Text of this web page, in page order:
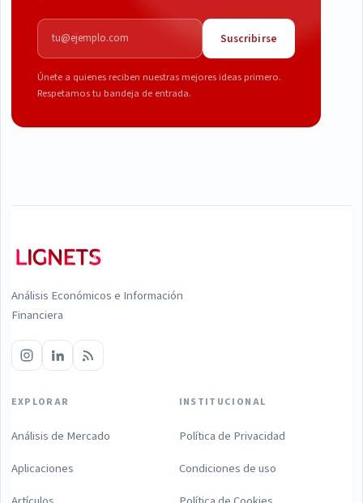
Correo electrónico
Suscribirse
Únete a quienes reciben nuestras mejores ideas primero.
Respetamos tu bandeja de entrada.
Análisis Económicos e Información
Financiera
EXPLORAR
Análisis de Mercado
Aplicaciones
INSTITUCIONAL
Política de Privacidad
Condiciones de uso